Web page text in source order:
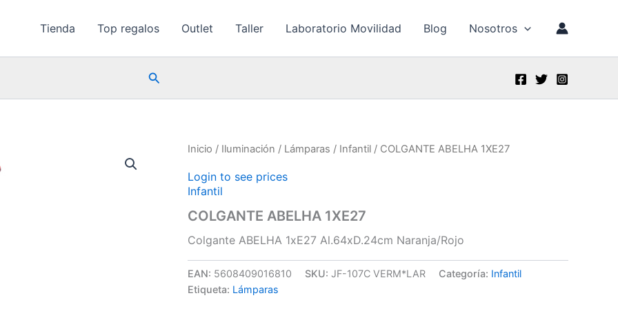
Tienda Top regalos Outlet Taller Laboratorio Movilidad Blog Nosotros
Buscar
Inicio / Iluminación / Lámparas / Infantil / COLGANTE ABELHA 1XE27
Login to see prices
Infantil
COLGANTE ABELHA 1XE27
Colgante ABELHA 1xE27 Al.64xD.24cm Naranja/Rojo
EAN: 5608409016810 SKU: JF-107C VERM*LAR Categoría: Infantil
Etiqueta: Lámparas